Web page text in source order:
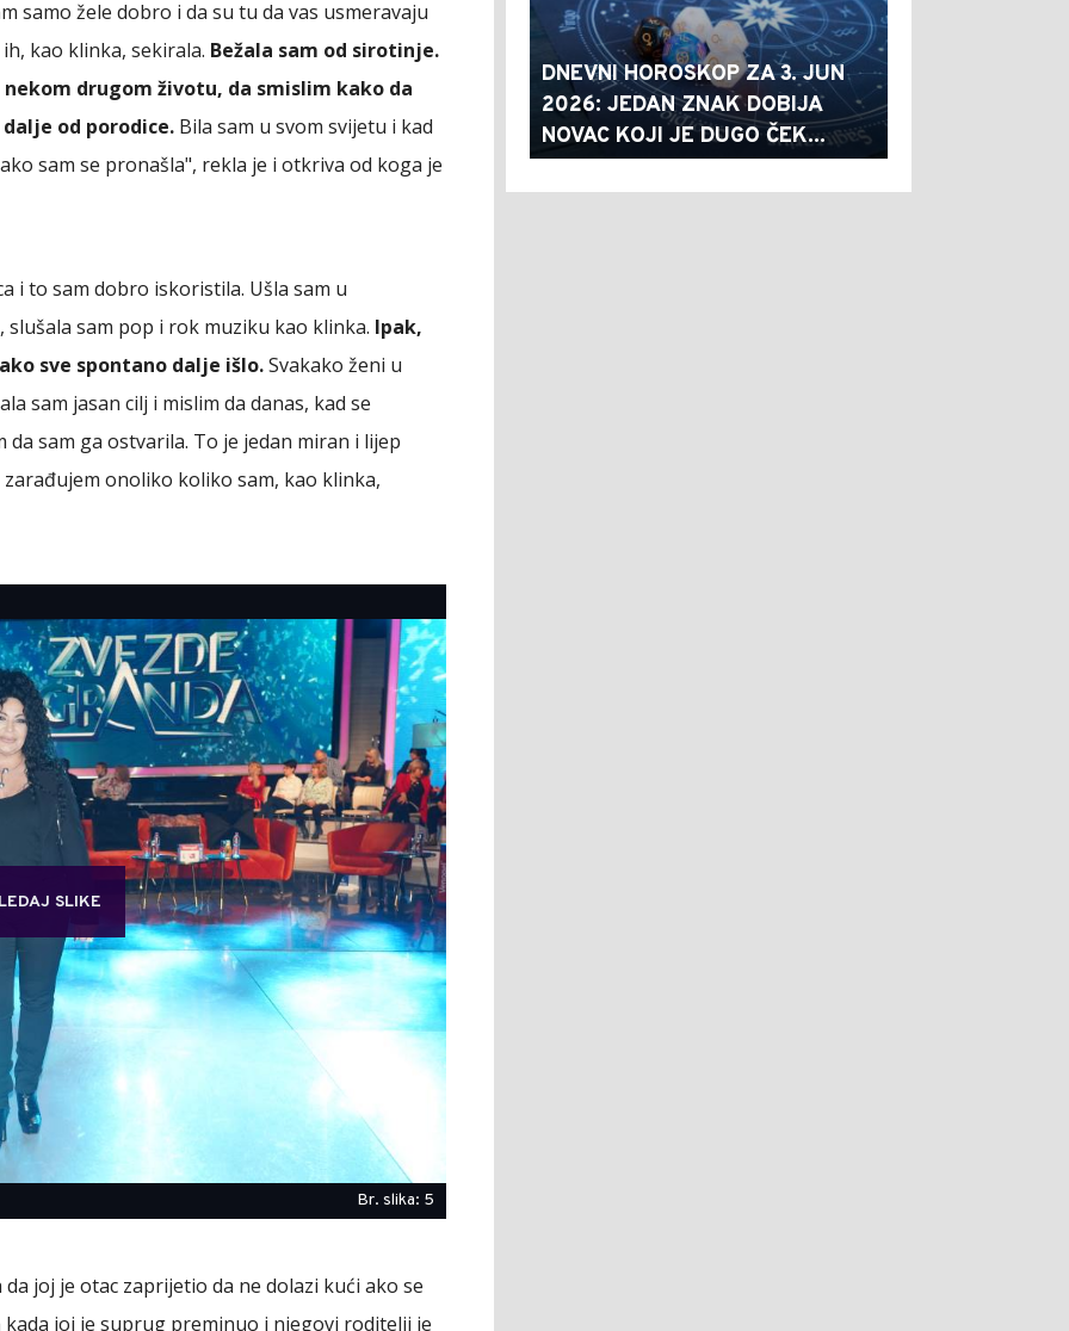
samo žele dobro i da su tu da vas usmeravaju
kao klinka, sekirala. Bežala sam od sirotinje.
drugom životu, da smislim kako da
od porodice. Bila sam u svom svijetu i kad
sam se pronašla", rekla je i otkriva od koga je
i to sam dobro iskoristila. Ušla sam u
sam pop i rok muziku kao klinka. Ipak,
sve spontano dalje išlo.Svakako ženi u
sam jasan cilj i mislim da danas, kad se
sam ga ostvarila. To je jedan miran i lijep
onoliko koliko sam, kao klinka,
SLIKE
Br. slika: 5
joj je otac zaprijetio da ne dolazi kući ako se
joj je suprug preminuo i njegovi roditelji je
DNEVNI HOROSKOP ZA 3. JUN
2026: JEDAN ZNAK DOBIJA
NOVAC KOJI JE DUGO ČEK...